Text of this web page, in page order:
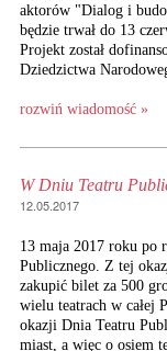
aktorów "Dialog i
będzie trwał do 13
Projekt został
Dziedzictwa
rozwiń wiadomość »
W Dniu Teatru
12.05.2017
13 maja 2017 roku po
Publicznego. Z tej
zakupić bilet za 500
wielu teatrach w całej
okazji Dnia Teatru
miast, a więc o osiem